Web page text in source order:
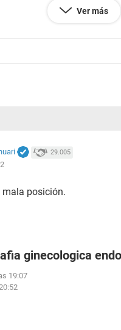
Ver más
29.005
mala posición.
ginecologica
19:07